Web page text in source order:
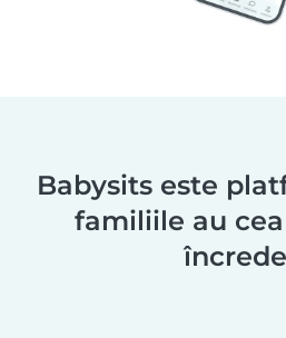
Babysits este
familiile au